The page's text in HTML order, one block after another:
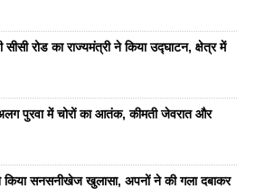
रोड का राज्यमंत्री ने किया उद्घाटन, क्षेत्र में
पुरवा में चोरों का आतंक, कीमती जेवरात और
किया सनसनीखेज खुलासा, अपनों ने की गला दबाकर